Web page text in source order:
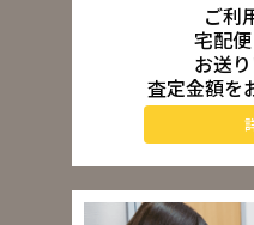
ご利
宅配
お送
査定金額を